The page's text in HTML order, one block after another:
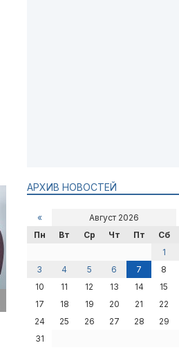
АРХИВ НОВОСТЕЙ
« Август 2026
Пн
Вт Ср Чт Пт Сб
1
3
4 5 6 7 8
10
11 12 13 14 15
17
18 19 20 21 22
24
25 26 27 28 29
31